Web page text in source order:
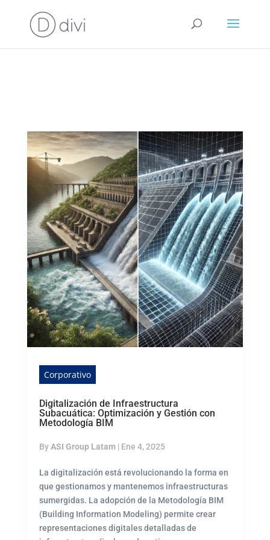
Corporativo
Digitalización de Infraestructura
Subacuática: Optimización y Gestión con
Metodología BIM
ByASI Group Latam| Ene 4, 2025
La digitalización está revolucionando la forma en
que gestionamos y mantenemos infraestructuras
sumergidas. La adopción de la Metodología BIM
(Building Information Modeling) permite crear
representaciones digitales detalladas de